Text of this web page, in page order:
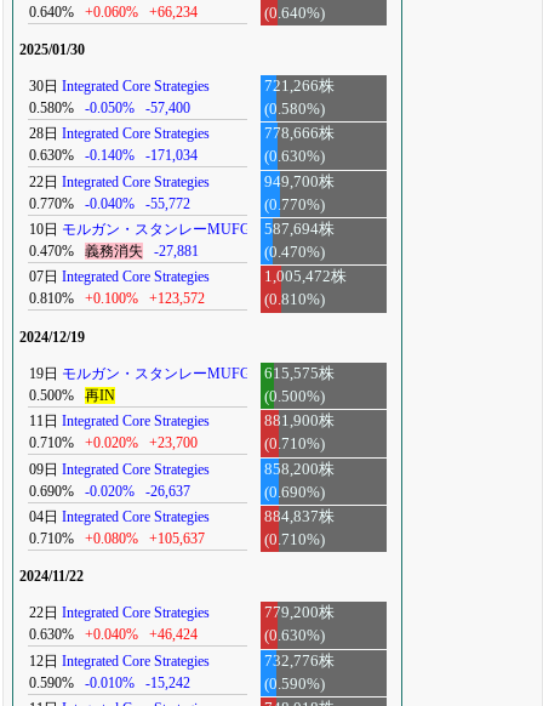
0.640%
+0.060% +66,234
(0.640%)
2025/01/30
30日 Integrated Core Strategies
0.580%
-0.050% -57,400
721,266株
(0.580%)
28日 Integrated Core Strategies
0.630%
-0.140% -171,034
778,666株
(0.630%)
22日 Integrated Core Strategies
0.770%
-0.040% -55,772
949,700株
(0.770%)
10日 モルガン・スタンレーMUFG
0.470%
義務消失 -27,881
587,694株
(0.470%)
07日 Integrated Core Strategies
0.810%
+0.100% +123,572
1,005,472株
(0.810%)
2024/12/19
19日 モルガン・スタンレーMUFG
0.500%
再IN
615,575株
(0.500%)
11日 Integrated Core Strategies
0.710%
+0.020% +23,700
881,900株
(0.710%)
09日 Integrated Core Strategies
0.690%
-0.020% -26,637
858,200株
(0.690%)
04日 Integrated Core Strategies
0.710%
+0.080% +105,637
884,837株
(0.710%)
2024/11/22
22日 Integrated Core Strategies
0.630%
+0.040% +46,424
779,200株
(0.630%)
12日 Integrated Core Strategies
0.590%
-0.010% -15,242
732,776株
(0.590%)